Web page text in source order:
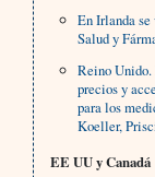
En Irlanda se
Salud y
Reino
precios y
para los
Koeller,
EE UU y Canadá